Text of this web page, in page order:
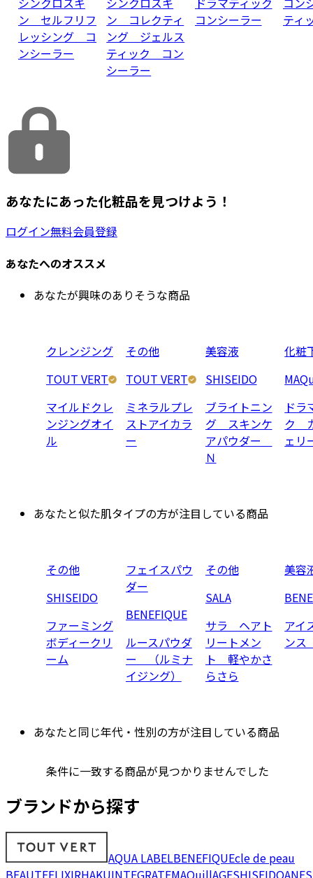
ン セルフリフ
レッシング コ
ンシーラー
ン コレクティ
ング ジェルス
ティック コン
シーラー
コンシーラー
ティ
あなたにあった化粧品を見つけよう！
ログイン無料会員登録
あなたへのオススメ
あなたが興味のありそうな商品
クレンジング
TOUT VERT
マイルドクレ
ンジングオイ
ル
その他
TOUT VERT
ミネラルプレ
ストアイカラ
ー
美容液
SHISEIDO
ブライトニン
グ スキンケ
アパウダー
Ｎ
化粧
ドラ
ク
ェ
あなたと似た肌タイプの方が注目している商品
その他
SHISEIDO
ファーミング
ボディークリ
ーム
フェイスパウ
ダー
BENEFIQUE
ルースパウダ
ー （ルミナ
イジング）
その他
SALA
サラ ヘアト
リートメン
ト 軽やかさ
らさら
美容
アイ
ン
あなたと同じ年代・性別の方が注目している商品
条件に一致する商品が見つかりませんでした
ブランドから探す
AQUA LABELBENEFIQUEcle de peau
BEAUTEELIXIRHAKUINTEGRATEMAQuillAGESHISEIDO